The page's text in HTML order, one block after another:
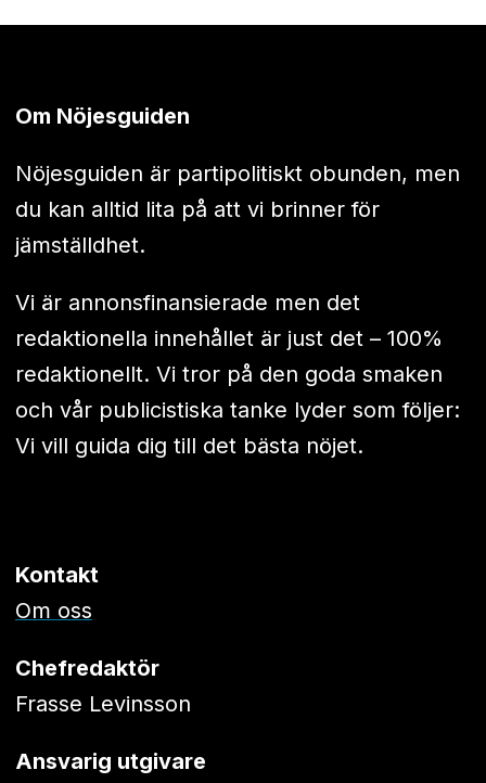
Om Nöjesguiden
Nöjesguiden är partipolitiskt obunden, men
du kan alltid lita på att vi brinner för
jämställdhet.
Vi är annonsfinansierade men det
redaktionella innehållet är just det – 100%
redaktionellt. Vi tror på den goda smaken
och vår publicistiska tanke lyder som följer:
Vi vill guida dig till det bästa nöjet.
Kontakt
Om oss
Chefredaktör
Frasse Levinsson
Ansvarig utgivare